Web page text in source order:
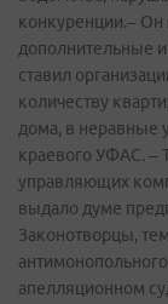
конкуренции.–
дополнительные
ставил
количеству
дома, в неравные
краевого УФАС. –
управляющих
выдало думе
Законотворцы,
апелляционном